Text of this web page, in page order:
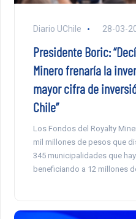
Diario UChile 28-03-
Presidente Boric:
Minero frenaría la
mayor cifra de
Chile”
Los Fondos del Royalty
mil millones de pesos que
345 municipalidades que
beneficiando a 12 millones